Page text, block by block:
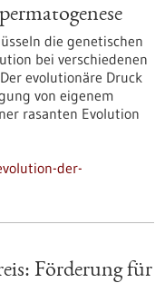
die genetischen
bei verschiedenen
evolutionäre Druck
von eigenem
rasanten Evolution
der-
Förderung für